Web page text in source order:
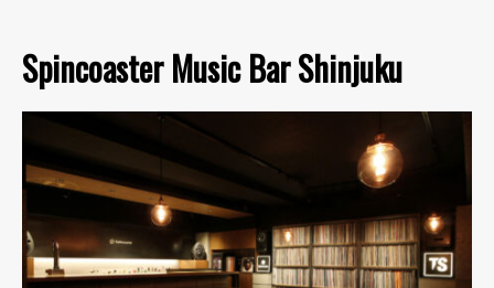
Spincoaster Music Bar Shinjuku